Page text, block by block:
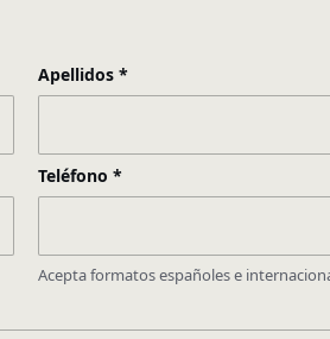
Apellidos *
Teléfono *
Acepta formatos españoles e